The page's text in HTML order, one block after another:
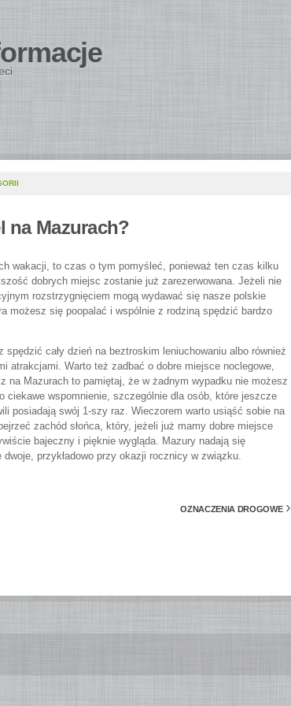
na Mazurach?
wakacji, to czas o tym pomyśleć, ponieważ ten czas kilku
dobrych miejsc zostanie już zarezerwowana. Jeżeli nie
rozstrzygnięciem mogą wydawać się nasze polskie
możesz się poopalać i wspólnie z rodziną spędzić bardzo
cały dzień na beztroskim leniuchowaniu albo również
atrakcjami. Warto też zadbać o dobre miejsce noclegowe,
na Mazurach to pamiętaj, że w żadnym wypadku nie możesz
ciekawe wspomnienie, szczególnie dla osób, które jeszcze
posiadają swój 1-szy raz. Wieczorem warto usiąść sobie na
zachód słońca, który, jeżeli już mamy dobre miejsce
bajeczny i pięknie wygląda. Mazury nadają się
przykładowo przy okazji rocznicy w związku.
OZNACZENIA DROGOWE ›